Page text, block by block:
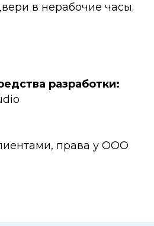
в нерабочие часы.
разработки:
права у ООО